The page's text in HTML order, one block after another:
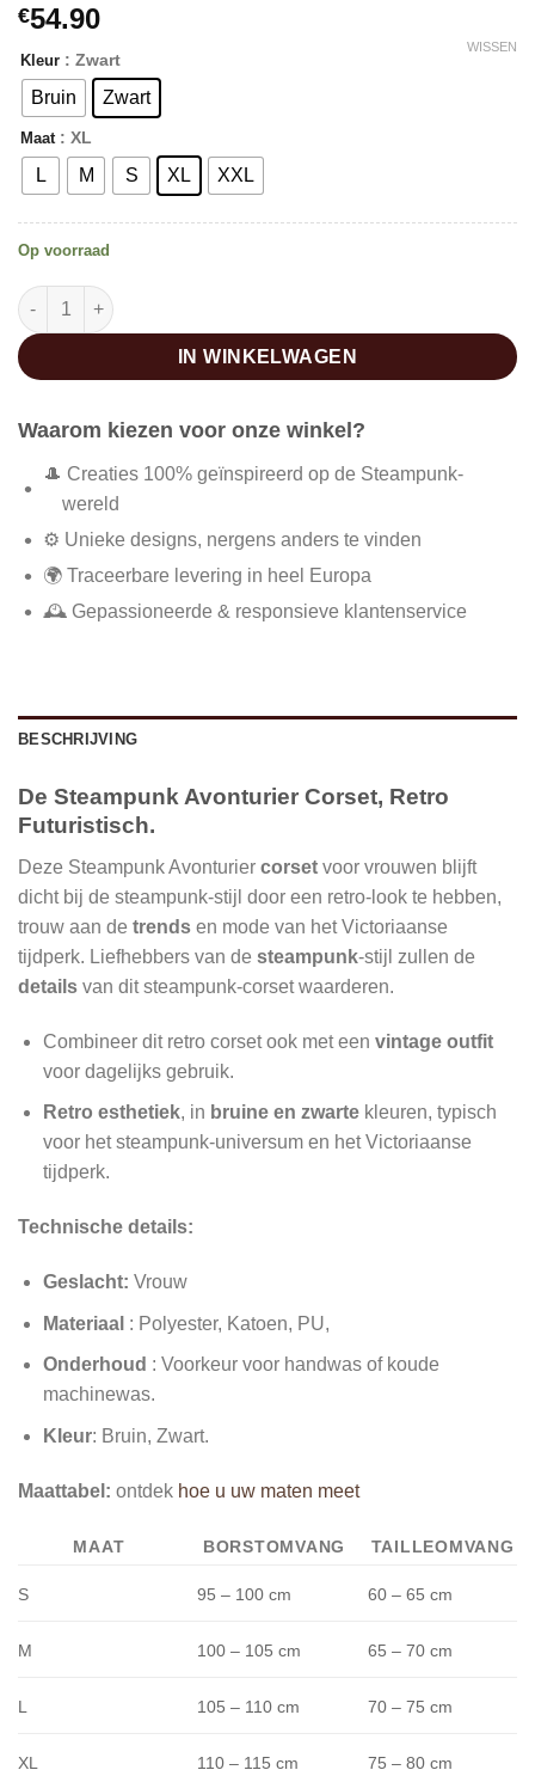
€54.90
Kleur : Zwart
Bruin Zwart
Maat : XL
L M S XL XXL
WISSEN
Op voorraad
Steampunk avonturier korset aantal
IN WINKELWAGEN
Waarom kiezen voor onze winkel?
🎩 Creaties 100% geïnspireerd op de Steampunk-
wereld
⚙️ Unieke designs, nergens anders te vinden
🌍 Traceerbare levering in heel Europa
🕰️ Gepassioneerde & responsieve klantenservice
BESCHRIJVING
De Steampunk Avonturier Corset, Retro
Futuristisch.
Deze Steampunk Avonturier corset voor vrouwen blijft
dicht bij de steampunk-stijl door een retro-look te hebben,
trouw aan de trends en mode van het Victoriaanse
tijdperk. Liefhebbers van de steampunk-stijl zullen de
details van dit steampunk-corset waarderen.
Combineer dit retro corset ook met een vintage outfit
voor dagelijks gebruik.
Retro esthetiek, in bruine en zwartekleuren, typisch
voor het steampunk-universum en het Victoriaanse
tijdperk.
Technische details:
Geslacht: Vrouw
Materiaal : Polyester, Katoen, PU,
Onderhoud : Voorkeur voor handwas of koude
machinewas.
Kleur: Bruin, Zwart.
Maattabel: ontdek hoe u uw maten meet
MAAT BORSTOMVANG TAILLEOMVANG
S 95 – 100 cm 60 – 65 cm
M 100 – 105 cm 65 – 70 cm
L 105 – 110 cm 70 – 75 cm
XL 110 – 115 cm 75 – 80 cm